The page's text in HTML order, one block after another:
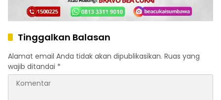
Tinggalkan Balasan
Alamat email Anda tidak akan dipublikasikan. Ruas yang
wajib ditandai *